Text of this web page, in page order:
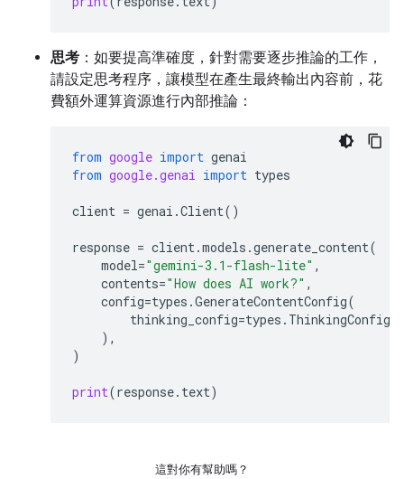
思考 ：如要提高準確度，針對需要逐步推論的工作，
請設定思考程序，讓模型在產生最終輸出內容前，花
費額外運算資源進行內部推論：
from google import genai
from google.genai import types
client = genai .Client()
response = client.models .generate_content(
model="gemini-3.1-flash-lite" ,
contents="How does AI work?" ,
config=types .GenerateContentConfig(
thinking_config=types . ThinkingConfig
),
)
print(response. text)
這對你有幫助嗎？